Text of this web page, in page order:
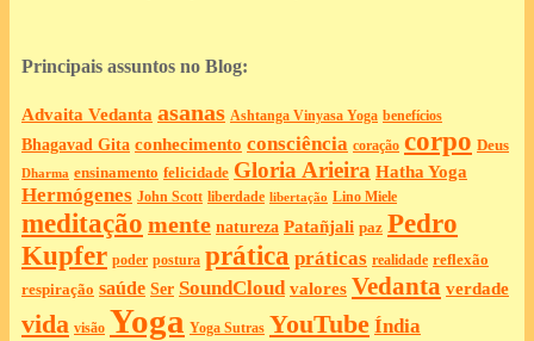
Principais assuntos no Blog:
Advaita Vedanta asanas Ashtanga Vinyasa Yoga benefícios
Bhagavad Gita conhecimento consciência coração corpo Deus
Dharma ensinamento felicidade Gloria Arieira Hatha Yoga
Hermógenes John Scott liberdade libertação Lino Miele
meditação mente natureza Patañjali paz Pedro
Kupfer poder postura prática práticas realidade reflexão
respiração saúde Ser SoundCloud valores Vedanta verdade
vida visão Yoga Yoga Sutras YouTube Índia